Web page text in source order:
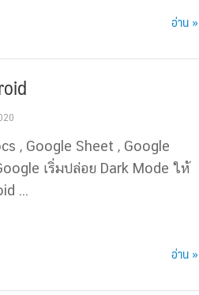
อ่าน »
, Google Sheet , Google
เริ่มปล่อย Dark Mode ให้
...
อ่าน »